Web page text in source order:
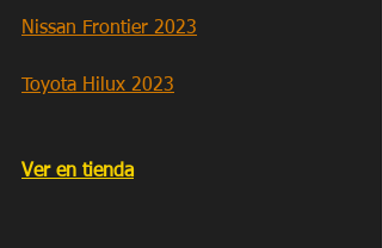
Nissan Frontier 2023
Toyota Hilux 2023
Ver en tienda